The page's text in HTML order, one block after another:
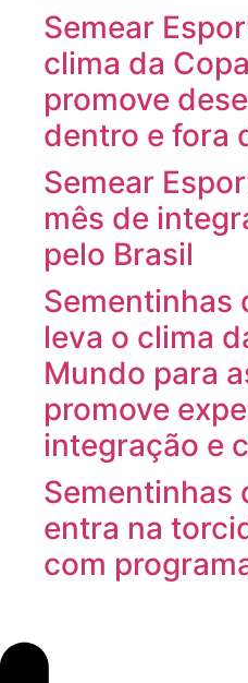
Semear
clima da
promove
dentro e fora
Semear
mês de
pelo Brasil
Sementinhas
leva o clima
Mundo para
promove
integração e
Sementinhas
entra na
com